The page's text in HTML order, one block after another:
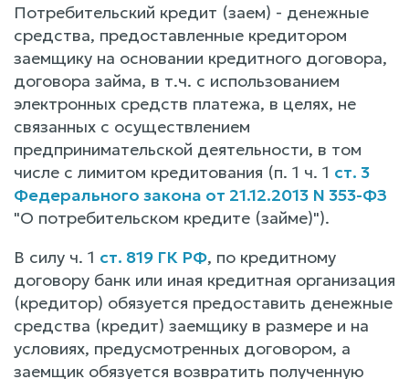
Потребительский кредит (заем) - денежные
средства, предоставленные кредитором
заемщику на основании кредитного договора,
договора займа, в т.ч. с использованием
электронных средств платежа, в целях, не
связанных с осуществлением
предпринимательской деятельности, в том
числе с лимитом кредитования (п. 1 ч. 1 ст. 3
Федерального закона от 21.12.2013 N 353-ФЗ
"О потребительском кредите (займе)").
В силу ч. 1 ст. 819 ГК РФ, по кредитному
договору банк или иная кредитная организация
(кредитор) обязуется предоставить денежные
средства (кредит) заемщику в размере и на
условиях, предусмотренных договором, а
заемщик обязуется возвратить полученную